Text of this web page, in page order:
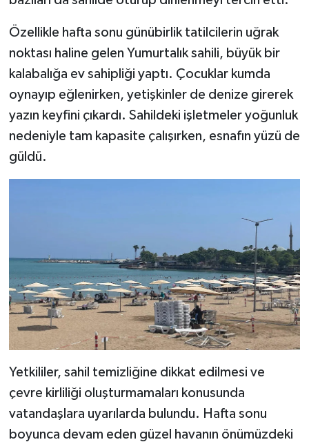
Özellikle hafta sonu günübirlik tatilcilerin uğrak
noktası haline gelen Yumurtalık sahili, büyük bir
kalabalığa ev sahipliği yaptı. Çocuklar kumda
oynayıp eğlenirken, yetişkinler de denize girerek
yazın keyfini çıkardı. Sahildeki işletmeler yoğunluk
nedeniyle tam kapasite çalışırken, esnafın yüzü de
güldü.
Yetkililer, sahil temizliğine dikkat edilmesi ve
çevre kirliliği oluşturmamaları konusunda
vatandaşlara uyarılarda bulundu. Hafta sonu
boyunca devam eden güzel havanın önümüzdeki